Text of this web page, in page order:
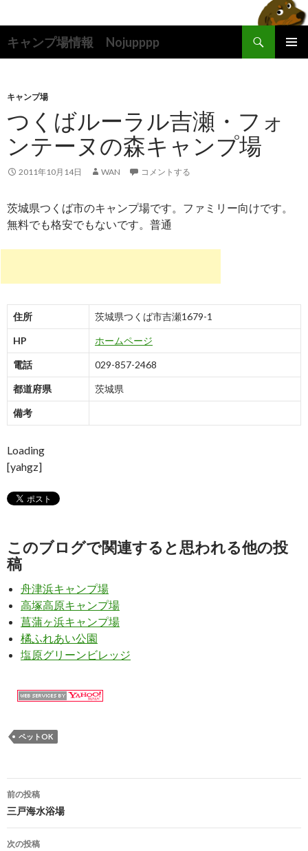
キャンプ場情報 Nojupppp
索
ン
ス
キ
ッ
キャンプ場
つくばルーラル吉瀬・フォ
ンテーヌの森キャンプ場
2011年10月14日 WAN コメントする
茨城県つくば市のキャンプ場です。ファミリー向けです。
無料でも格安でもないです。普通
住所 茨城県つくば市吉瀬1679-1
HP ホームページ
電話 029-857-2468
都道府県 茨城県
備考
Loading
[yahgz]
このブログで関連すると思われる他の投
稿
舟津浜キャンプ場
高塚高原キャンプ場
菖蒲ヶ浜キャンプ場
橘ふれあい公園
塩原グリーンビレッジ
ペットOK
投
稿
前の投稿
三戸海水浴場
次の投稿